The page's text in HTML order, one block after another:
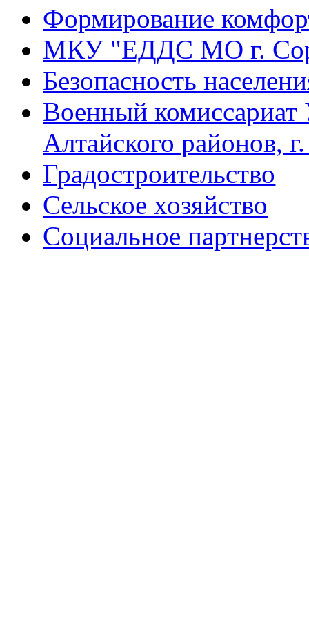
Формирование
МКУ "ЕДДС МО г.
Безопасность
Военный комиссариат
Алтайского районов,
Градостроительство
Сельское хозяйство
Социальное